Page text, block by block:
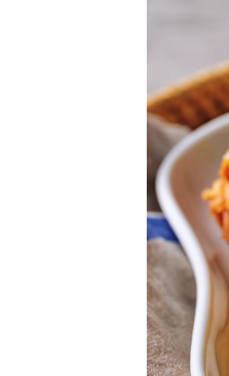
採用情報
お問い合わせ
特定商取引表記
プライバシーポ